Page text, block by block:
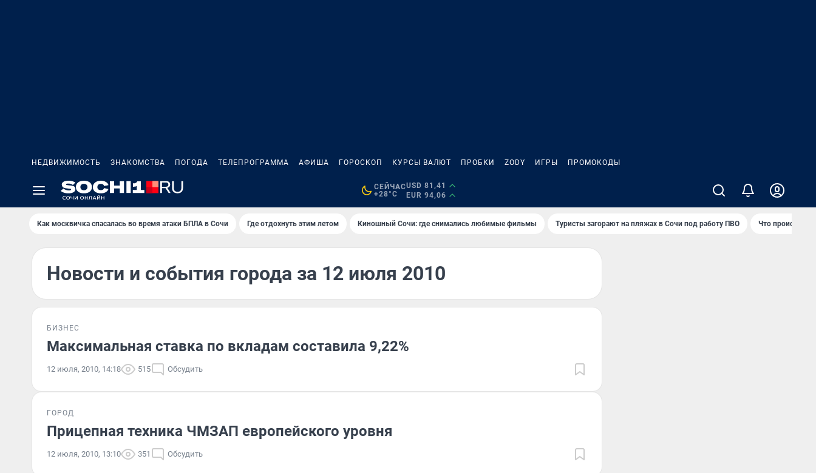
НЕДВИЖИМОСТЬ ЗНАКОМСТВА ПОГОДА ТЕЛЕПРОГРАММА АФИША ГОРОСКОП КУРСЫ ВАЛЮТ ПРОБКИ ZODY ИГРЫ ПРОМОКОДЫ
СЕЙЧАС
+28°C
USD 81,41
EUR 94,06
Как москвичка спасалась во время атаки БПЛА в Сочи Где отдохнуть этим летом Киношный Сочи: где снимались любимые фильмы Туристы загорают на пляжах в Сочи под работу ПВО Что происходит
Новости и события города за 12 июля 2010
БИЗНЕС
Максимальная ставка по вкладам составила 9,22%
12 июля, 2010, 14:18 515 Обсудить
ГОРОД
Прицепная техника ЧМЗАП европейского уровня
12 июля, 2010, 13:10 351 Обсудить